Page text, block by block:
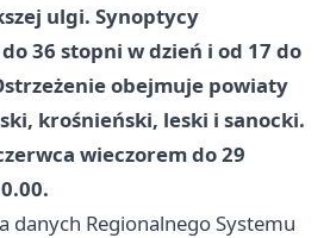
ulgi. Synoptycy
36 stopni w dzień i od 17 do
obejmuje powiaty
krośnieński, leski i sanocki.
wieczorem do 29
danych Regionalnego Systemu